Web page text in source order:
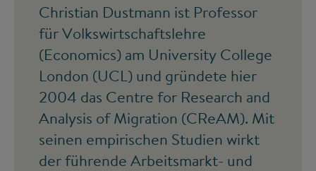
Christian Dustmann ist Professor
für Volkswirtschaftslehre
(Economics) am University College
London (UCL) und gründete hier
2004 das Centre for Research and
Analysis of Migration (CReAM). Mit
seinen empirischen Studien wirkt
der führende Arbeitsmarkt- und